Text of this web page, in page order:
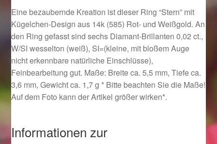
Ostergeschenke finden für Ostern 2022
Partner
Shop
Startseite
Eine bezaubernde Kreation ist dieser Ring “Stern” mit
Kügelchen-Design aus 14k (585) Rot- und Weißgold. An
den Ring gefasst sind sechs Diamant-Brillanten 0,02 ct.,
W/SI wesselton (weiß), SI=(kleine, mit bloßem Auge
nicht erkennbare natürliche Einschlüsse),
Feinbearbeitung gut. Maße: Breite ca. 5,5 mm, Tiefe ca.
3,6 mm, Gewicht ca. 1,7 g * Bitte beachten Sie die Maße!
Auf dem Foto kann der Artikel größer wirken*.
Informationen zur